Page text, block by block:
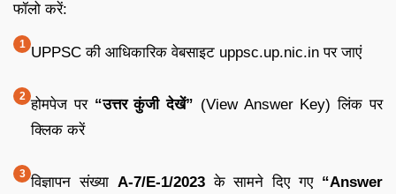
फॉलो करें:
UPPSC की आधिकारिक वेबसाइट uppsc.up.nic.in पर जाएं
होमपेज पर “उत्तर कुंजी देखें” (View Answer Key) लिंक पर
क्लिक करें
विज्ञापन संख्या A-7/E-1/2023के सामने दिए गए “Answer